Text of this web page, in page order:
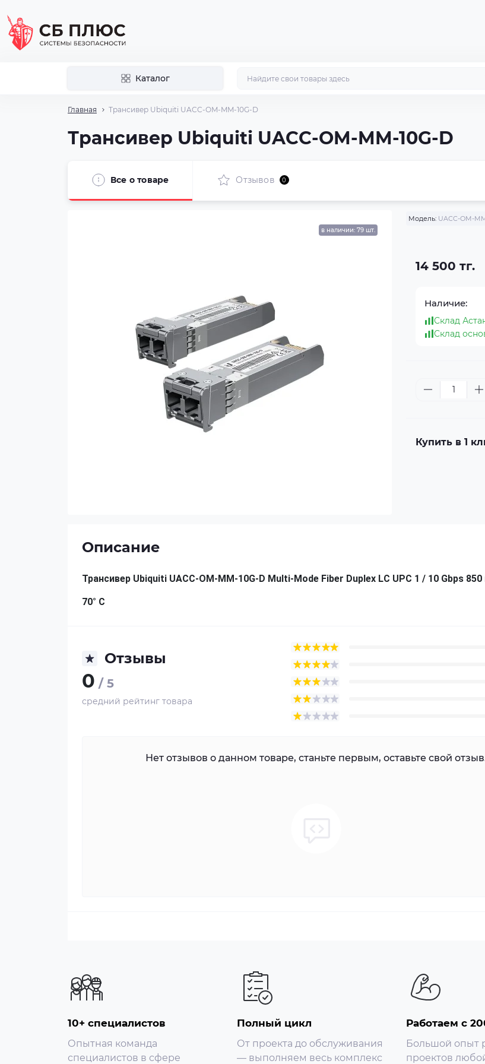
Каталог
Главная Трансивер Ubiquiti UACC-OM-MM-10G-D
Трансивер Ubiquiti UACC-OM-MM-10G-D
Все о товаре Отзывов 0
в наличии: 79 шт.
Модель: UACC-OM-
14 500 тг.
Наличие:
Склад
Склад
Купить в 1
Описание
Трансивер Ubiquiti UACC-OM-MM-10G-D Multi-Mode Fiber Duplex LC UPC 1 / 10 Gbps
70° C
Отзывы
0 / 5
средний рейтинг товара
Нет отзывов о данном товаре, станьте первым, оставьте свой
10+ специалистов
Опытная команда
специалистов в сфере
Полный цикл
От проекта до обслуживания
— выполняем весь комплекс
Работаем с
Большой опыт
проектов